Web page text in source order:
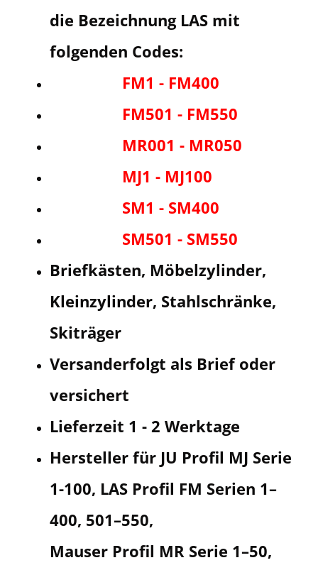
die Bezeichnung LAS mit
folgenden Codes:
FM1 - FM400
FM501 - FM550
MR001 - MR050
MJ1 - MJ100
SM1 - SM400
SM501 - SM550
Briefkästen, Möbelzylinder,
Kleinzylinder, Stahlschränke,
Skiträger
Versanderfolgt als Brief oder
versichert
Lieferzeit 1 - 2 Werktage
Hersteller für JU Profil MJ Serie
1-100, LAS Profil FM Serien 1–
400, 501–550,
Mauser Profil MR Serie 1–50,